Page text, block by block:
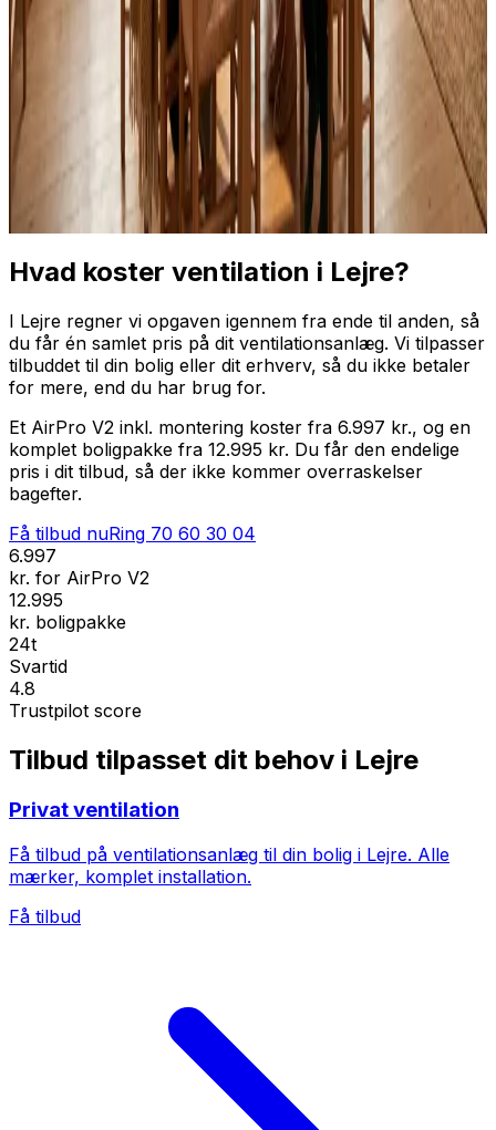
Professionel installation
Få tilbud nu
Ring70 60 30 04
Hvad koster ventilation i Lejre?
I Lejre regner vi opgaven igennem fra ende til anden, så
du får én samlet pris på dit ventilationsanlæg. Vi tilpasser
tilbuddet til din bolig eller dit erhverv, så du ikke betaler
for mere, end du har brug for.
Et AirPro V2 inkl. montering koster fra 6.997 kr., og en
komplet boligpakke fra 12.995 kr. Du får den endelige
pris i dit tilbud, så der ikke kommer overraskelser
bagefter.
Få tilbud nuRing 70 60 30 04
6.997
kr. for AirPro V2
12.995
kr. boligpakke
24t
Svartid
4.8
Trustpilot score
Tilbud tilpasset dit behov i Lejre
Privat ventilation
Få tilbud på ventilationsanlæg til din bolig i Lejre. Alle
mærker, komplet installation.
Få tilbud